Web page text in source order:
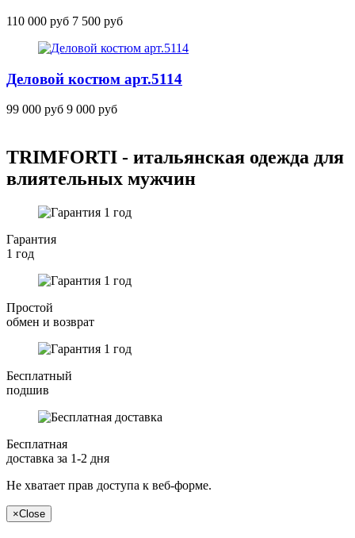
110 000 руб 7 500 руб
Деловой костюм арт.5114
99 000 руб 9 000 руб
TRIMFORTI - итальянская одежда для
влиятельных мужчин
Гарантия
1 год
Простой
обмен и возврат
Бесплатный
подшив
Бесплатная
доставка за 1-2 дня
Не хватает прав доступа к веб-форме.
×Close